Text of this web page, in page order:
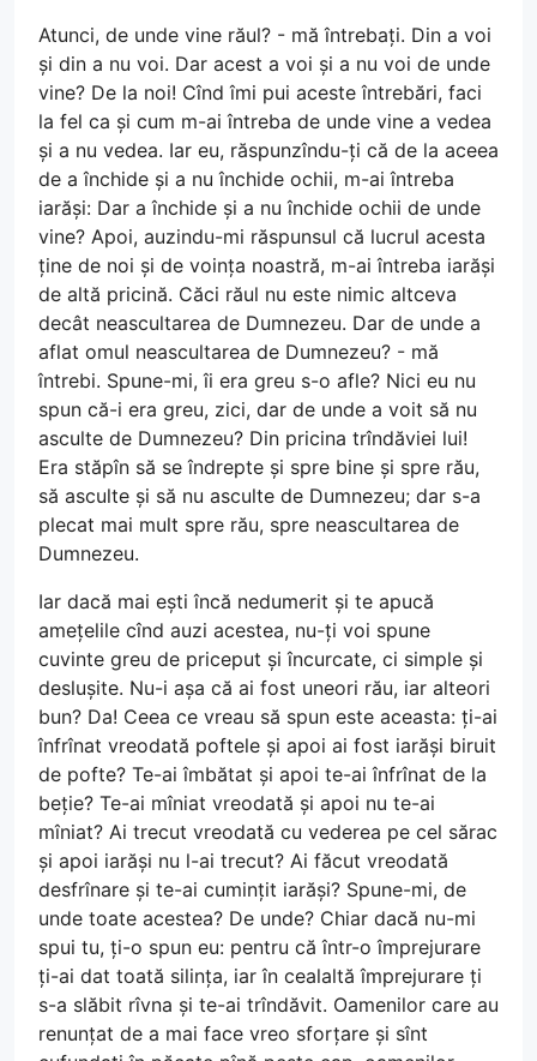
Atunci, de unde vine răul? - mă întrebați. Din a voi
și din a nu voi. Dar acest a voi și a nu voi de unde
vine? De la noi! Cînd îmi pui aceste întrebări, faci
la fel ca și cum m-ai întreba de unde vine a vedea
și a nu vedea. Iar eu, răspunzîndu-ți că de la aceea
de a închide și a nu închide ochii, m-ai întreba
iarăși: Dar a închide și a nu închide ochii de unde
vine? Apoi, auzindu-mi răspunsul că lucrul acesta
ține de noi și de voința noastră, m-ai întreba iarăși
de altă pricină. Căci răul nu este nimic altceva
decât neascultarea de Dumnezeu. Dar de unde a
aflat omul neascultarea de Dumnezeu? - mă
întrebi. Spune-mi, îi era greu s-o afle? Nici eu nu
spun că-i era greu, zici, dar de unde a voit să nu
asculte de Dumnezeu? Din pricina trîndăviei lui!
Era stăpîn să se îndrepte și spre bine și spre rău,
să asculte și să nu asculte de Dumnezeu; dar s-a
plecat mai mult spre rău, spre neascultarea de
Dumnezeu.
Iar dacă mai ești încă nedumerit și te apucă
amețelile cînd auzi acestea, nu-ți voi spune
cuvinte greu de priceput și încurcate, ci simple și
deslușite. Nu-i așa că ai fost uneori rău, iar alteori
bun? Da! Ceea ce vreau să spun este aceasta: ți-ai
înfrînat vreodată poftele și apoi ai fost iarăși biruit
de pofte? Te-ai îmbătat și apoi te-ai înfrînat de la
beție? Te-ai mîniat vreodată și apoi nu te-ai
mîniat? Ai trecut vreodată cu vederea pe cel sărac
și apoi iarăși nu l-ai trecut? Ai făcut vreodată
desfrînare și te-ai cumințit iarăși? Spune-mi, de
unde toate acestea? De unde? Chiar dacă nu-mi
spui tu, ți-o spun eu: pentru că într-o împrejurare
ți-ai dat toată silința, iar în cealaltă împrejurare ți
s-a slăbit rîvna și te-ai trîndăvit. Oamenilor care au
renunțat de a mai face vreo sforțare și sînt